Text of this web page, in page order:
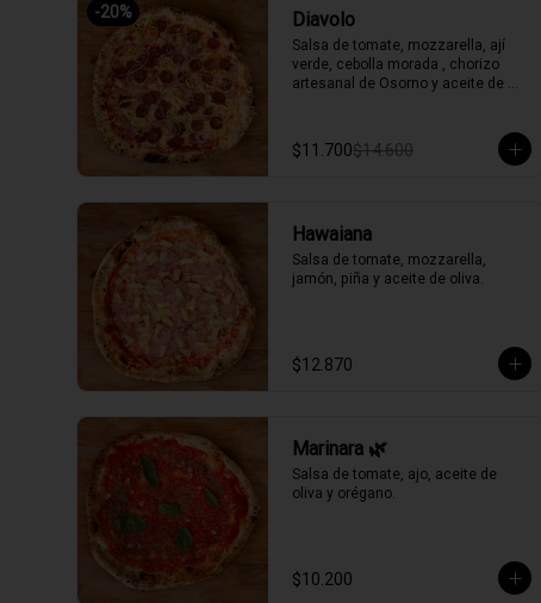
-20% Diavolo
Salsa de tomate, mozzarella, ají
verde, cebolla morada , chorizo
artesanal de Osorno y aceite de
$11.700$14.600
Hawaiana
Salsa de tomate, mozzarella,
jamón, piña y aceite de oliva.
$12.870
Marinara 🌿
Salsa de tomate, ajo, aceite de
oliva y orégano.
$10.200